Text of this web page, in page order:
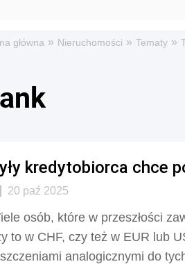
główna » Nieruchomości » Tematy »
kredytobiorca chce
20 paź 2025
osób, które w przeszłości
to w CHF, czy też w EUR lub
analogicznymi do